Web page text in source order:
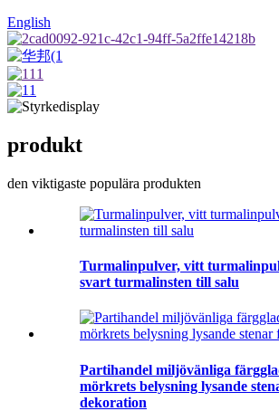
English
produkt
den viktigaste populära produkten
Turmalinpulver, vitt
svart turmalinsten till salu
Partihandel miljövänliga
mörkrets belysning lysande
dekoration